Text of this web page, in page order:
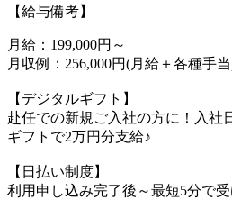
【給与備考】
月給：199,000円～
月収例：256,000円(月給＋各種手
【デジタルギフト】
赴任での新規ご入社の方に！入社
ギフトで2万円分支給♪
【日払い制度】
利用申し込み完了後～最短5分で